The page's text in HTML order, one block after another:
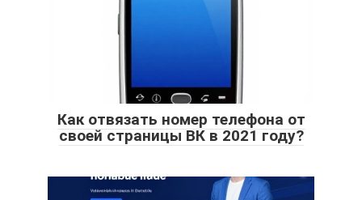
Как отвязать номер телефона от
своей страницы ВК в 2021 году?